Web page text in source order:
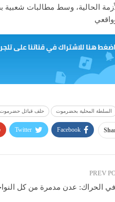
الحالية، وسط مطالبات
السلطة المحلية بحضرموت حلف قبائل حضرموت
Facebook
Twitter
الحراك: عدن مدمرة من كل